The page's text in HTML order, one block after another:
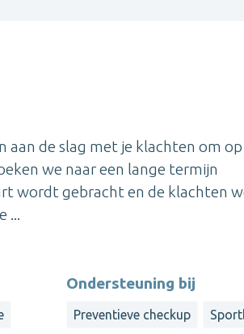
aan de slag met je klachten om op
we naar een lange termijn
wordt gebracht en de klachten
...
Ondersteuning bij
Preventieve checkup